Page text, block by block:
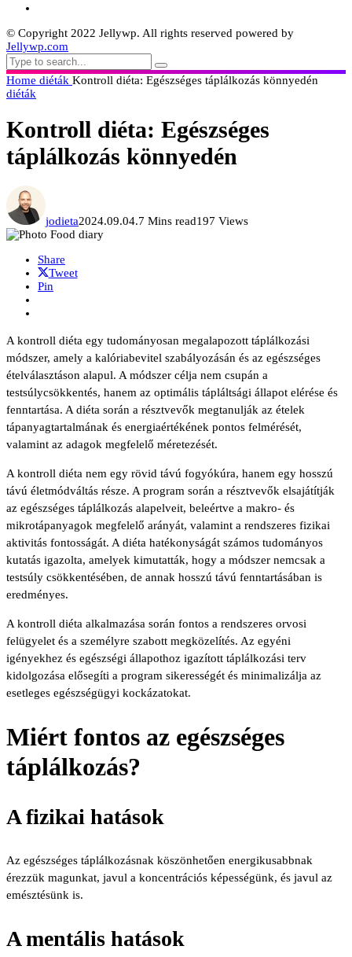
© Copyright 2022 Jellywp. All rights reserved powered by
Jellywp.com
Home diéták Kontroll diéta: Egészséges táplálkozás könnyedén
diéták
Kontroll diéta: Egészséges
táplálkozás könnyedén
jodieta2024.09.04.7 Mins read197 Views
Share
Tweet
Pin
A kontroll diéta egy tudományosan megalapozott táplálkozási
módszer, amely a kalóriabevitel szabályozásán és az egészséges
ételválasztáson alapul. A módszer célja nem csupán a
testsúlycsökkentés, hanem az optimális tápláltsági állapot elérése és
fenntartása. A diéta során a résztvevők megtanulják az ételek
tápanyagtartalmának és energiaértékének pontos felmérését,
valamint az adagok megfelelő méretezését.
A kontroll diéta nem egy rövid távú fogyókúra, hanem egy hosszú
távú életmódváltás része. A program során a résztvevők elsajátítják
az egészséges táplálkozás alapelveit, beleértve a makro- és
mikrotápanyagok megfelelő arányát, valamint a rendszeres fizikai
aktivitás fontosságát. A diéta hatékonyságát számos tudományos
kutatás igazolta, amelyek kimutatták, hogy a módszer nemcsak a
testsúly csökkentésében, de annak hosszú távú fenntartásában is
eredményes.
A kontroll diéta alkalmazása során fontos a rendszeres orvosi
felügyelet és a személyre szabott megközelítés. Az egyéni
igényekhez és egészségi állapothoz igazított táplálkozási terv
kidolgozása elősegíti a program sikerességét és minimalizálja az
esetleges egészségügyi kockázatokat.
Miért fontos az egészséges
táplálkozás?
A fizikai hatások
Az egészséges táplálkozásnak köszönhetően energikusabbnak
érezzük magunkat, javul a koncentrációs képességünk, és javul az
emésztésünk is.
A mentális hatások